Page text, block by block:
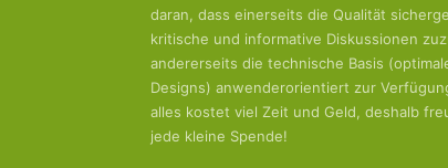
daran, dass einerseits die Qualität
kritische und informative Diskussionen
andererseits die technische Basis
Designs) anwenderorientiert zur
alles kostet viel Zeit und Geld, deshalb
jede kleine Spende!